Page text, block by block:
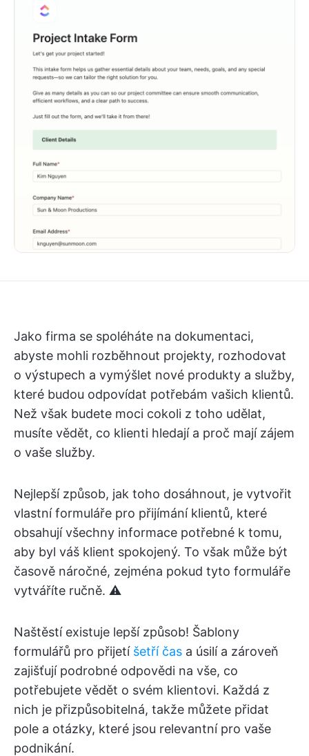
Jako firma se spoléháte na dokumentaci,
abyste mohli rozběhnout projekty, rozhodovat
o výstupech a vymýšlet nové produkty a služby,
které budou odpovídat potřebám vašich klientů.
Než však budete moci cokoli z toho udělat,
musíte vědět, co klienti hledají a proč mají zájem
o vaše služby.
Nejlepší způsob, jak toho dosáhnout, je vytvořit
vlastní formuláře pro přijímání klientů, které
obsahují všechny informace potřebné k tomu,
aby byl váš klient spokojený. To však může být
časově náročné, zejména pokud tyto formuláře
vytváříte ručně. ⚠️
Naštěstí existuje lepší způsob! Šablony
formulářů pro přijetí šetří čas a úsilí a zároveň
zajišťují podrobné odpovědi na vše, co
potřebujete vědět o svém klientovi. Každá z
nich je přizpůsobitelná, takže můžete přidat
pole a otázky, které jsou relevantní pro vaše
podnikání.